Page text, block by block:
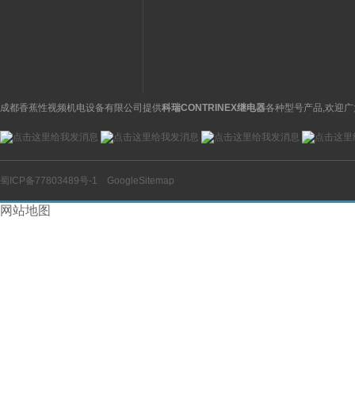
成都香蕉性视频机电设备有限公司提供科瑞CONTRINEX继电器各种型号产品,欢迎
蜀ICP备77803489号-1 GoogleSitemap
网站地图